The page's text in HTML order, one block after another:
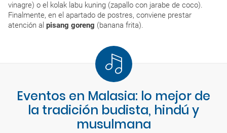
vinagre) o el kolak labu kuning (zapallo con jarabe de coco).
Finalmente, en el apartado de postres, conviene prestar
atención al pisang goreng (banana frita).
Eventos en Malasia: lo mejor de
la tradición budista, hindú y
musulmana